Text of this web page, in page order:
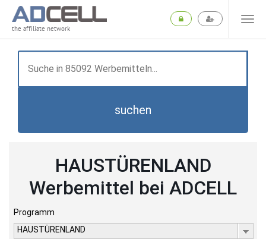
the affiliate network
suchen
HAUSTÜRENLAND
Werbemittel bei ADCELL
Programm
HAUSTÜRENLAND